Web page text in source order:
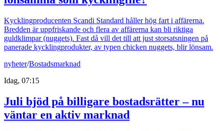
Kycklingproducenten Scandi Standard håller hög fart i affärerna.
Bredden är uppfriskande och flera av affärerna kan bli riktiga
guldklimpar (nuggets). Fast då vill det till att just storsatsningen på
panerade kycklingprodukter, av typen chicken nuggets, blir lönsam.
nyheter/Bostadsmarknad
Idag, 07:15
Juli bjöd på billigare bostadsrätter – nu
väntar en aktiv marknad